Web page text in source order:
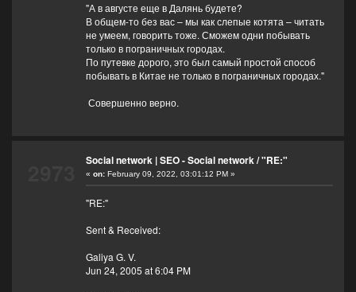
"А в августе еще в Далянь будете?
В общем-то без вас – мы как слепые котята – читать
не умеем, говорить тоже. Сможем одни побывать
только в пограничных городах.
По путевке дорого, это был самый простой способ
побывать в Китае не только в пограничных городах."
Совершенно верно.
Social network | SEO - Social network/"RE:"
« on:February 09, 2022, 03:01:12 PM »
"RE:"
Sent & Received:
Galiya G. V.
Jun 24, 2005 at 6:04 PM